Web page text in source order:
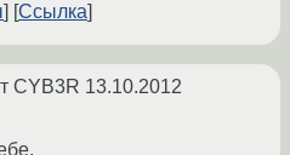
Ссылка
CYB3R 13.10.2012